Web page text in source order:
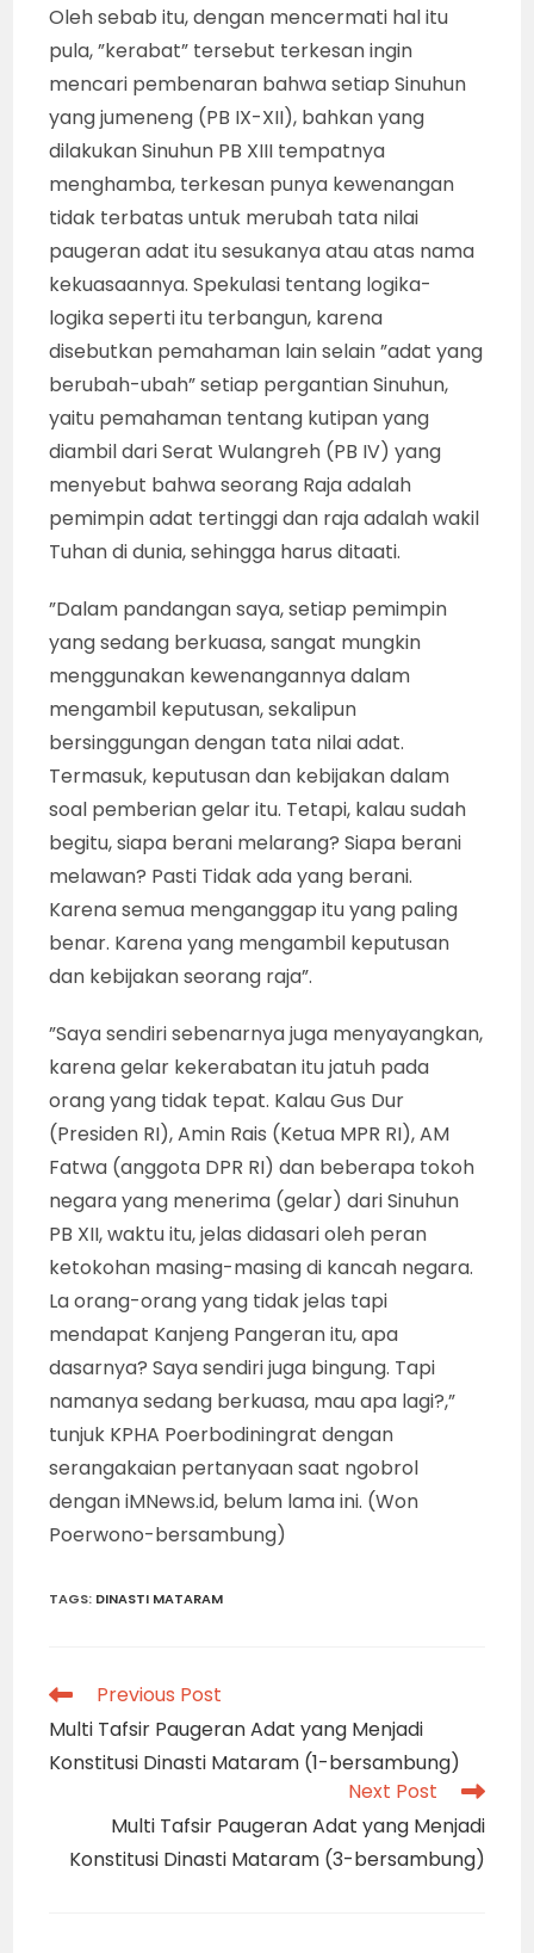
Oleh sebab itu, dengan mencermati hal itu
pula, ”kerabat” tersebut terkesan ingin
mencari pembenaran bahwa setiap Sinuhun
yang jumeneng (PB IX-XII), bahkan yang
dilakukan Sinuhun PB XIII tempatnya
menghamba, terkesan punya kewenangan
tidak terbatas untuk merubah tata nilai
paugeran adat itu sesukanya atau atas nama
kekuasaannya. Spekulasi tentang logika-
logika seperti itu terbangun, karena
disebutkan pemahaman lain selain ”adat yang
berubah-ubah” setiap pergantian Sinuhun,
yaitu pemahaman tentang kutipan yang
diambil dari Serat Wulangreh (PB IV) yang
menyebut bahwa seorang Raja adalah
pemimpin adat tertinggi dan raja adalah wakil
Tuhan di dunia, sehingga harus ditaati.
”Dalam pandangan saya, setiap pemimpin
yang sedang berkuasa, sangat mungkin
menggunakan kewenangannya dalam
mengambil keputusan, sekalipun
bersinggungan dengan tata nilai adat.
Termasuk, keputusan dan kebijakan dalam
soal pemberian gelar itu. Tetapi, kalau sudah
begitu, siapa berani melarang? Siapa berani
melawan? Pasti Tidak ada yang berani.
Karena semua menganggap itu yang paling
benar. Karena yang mengambil keputusan
dan kebijakan seorang raja”.
”Saya sendiri sebenarnya juga menyayangkan,
karena gelar kekerabatan itu jatuh pada
orang yang tidak tepat. Kalau Gus Dur
(Presiden RI), Amin Rais (Ketua MPR RI), AM
Fatwa (anggota DPR RI) dan beberapa tokoh
negara yang menerima (gelar) dari Sinuhun
PB XII, waktu itu, jelas didasari oleh peran
ketokohan masing-masing di kancah negara.
La orang-orang yang tidak jelas tapi
mendapat Kanjeng Pangeran itu, apa
dasarnya? Saya sendiri juga bingung. Tapi
namanya sedang berkuasa, mau apa lagi?,”
tunjuk KPHA Poerbodiningrat dengan
serangakaian pertanyaan saat ngobrol
dengan iMNews.id, belum lama ini. (Won
Poerwono-bersambung)
TAGS: DINASTI MATARAM
Read
articles
Previous Post
Multi Tafsir Paugeran Adat yang Menjadi
Konstitusi Dinasti Mataram (1-bersambung)
Next Post
Multi Tafsir Paugeran Adat yang Menjadi
Konstitusi Dinasti Mataram (3-bersambung)